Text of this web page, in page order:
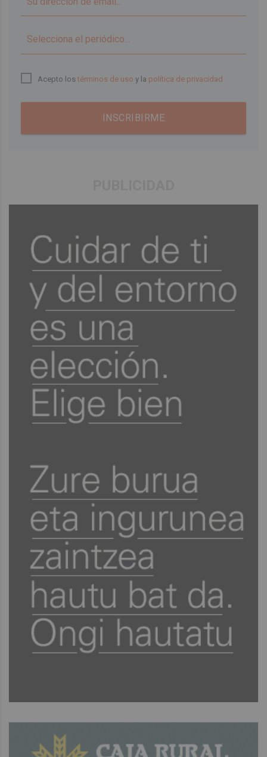
Acepto lostérminos de uso y la política de privacidad
INSCRIBIRME